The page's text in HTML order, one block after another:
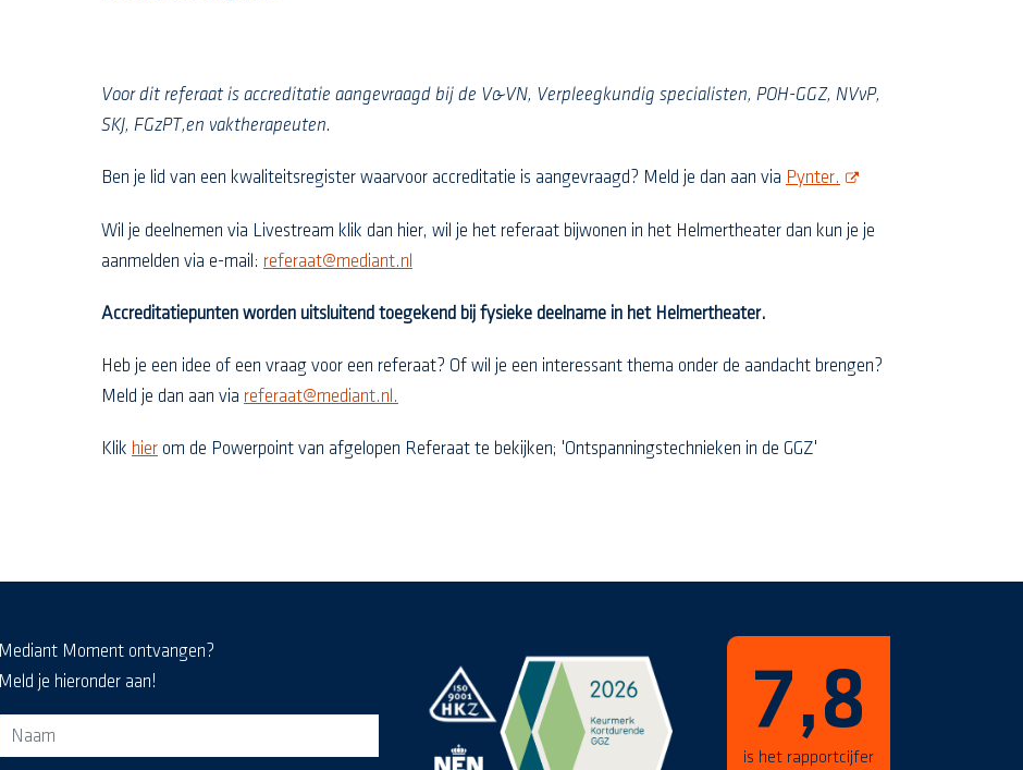
Voor dit referaat is accreditatie aangevraagd bij de V&VN, Verpleegkundig specialisten, POH-GGZ, NVvP,
SKJ, FGzPT,en vaktherapeuten.
Ben je lid van een kwaliteitsregister waarvoor accreditatie is aangevraagd? Meld je dan aan via Pynter. opent nieuw scherm
Wil je deelnemen via Livestream klik dan hier, wil je het referaat bijwonen in het Helmertheater dan kun je je
aanmelden via e-mail: referaat@mediant.nl
Accreditatiepunten worden uitsluitend toegekend bij fysieke deelname in het Helmertheater.
Heb je een idee of een vraag voor een referaat? Of wil je een interessant thema onder de aandacht brengen?
Meld je dan aan via referaat@mediant.nl.
Klik hier om de Powerpoint van afgelopen Referaat te bekijken; 'Ontspanningstechnieken in de GGZ'
Mediant Moment ontvangen?
Meld je hieronder aan!
Aanmeldformulier voor de MediaKrant 7,8
is het rapportcijfer